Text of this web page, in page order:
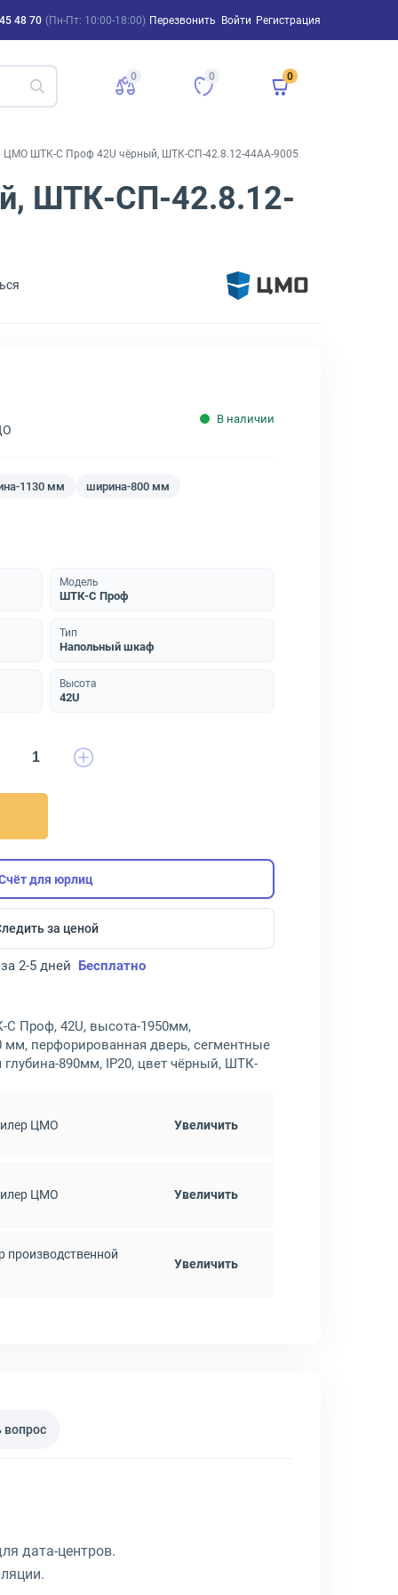
48 70 (Пн-Пт: 10:00-18:00) Перезвонить Войти Регистрация
0 0 0
ШТК-С Проф 42U чёрный, ШТК-СП-42.8.12-44АА-9005
ШТК-СП-42.8.12-
В наличии
1130 мм ширина-800 мм
Модель
ШТК-С Проф
Тип
Напольный шкаф
Высота
42U
для юрлиц
за ценой
2-5 дней Бесплатно
Проф, 42U, высота-1950мм,
мм, перфорированная дверь, сегментные
глубина-890мм, IP20, цвет чёрный, ШТК-
ЦМО Увеличить
ЦМО Увеличить
производственной
Увеличить
вопрос
дата-центров.